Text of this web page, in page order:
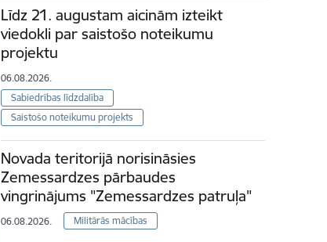
Līdz 21. augustam aicinām izteikt
viedokli par saistošo noteikumu
projektu
06.08.2026.
Sabiedrības līdzdalība
Saistošo noteikumu projekts
Novada teritorijā norisināsies
Zemessardzes pārbaudes
vingrinājums "Zemessardzes patruļa"
06.08.2026. Militārās mācības